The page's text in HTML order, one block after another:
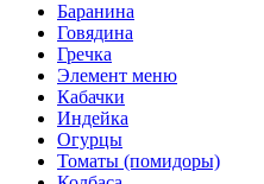
Баранина
Говядина
Гречка
Элемент меню
Кабачки
Индейка
Огурцы
Томаты (помидоры)